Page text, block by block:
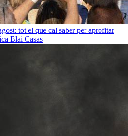
tot el que cal saber per aprofitar
Blai Casas